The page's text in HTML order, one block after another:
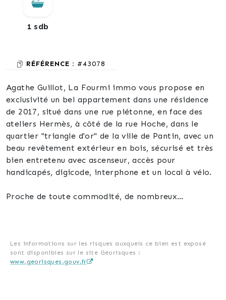
1 sdb
RÉFÉRENCE : #43078
Agathe Guillot, La Fourmi immo vous propose en
exclusivité un bel appartement dans une résidence
de 2017, situé dans une rue piétonne, en face des
ateliers Hermès, à côté de la rue Hoche, dans le
quartier "triangle d'or" de la ville de Pantin, avec un
beau revêtement extérieur en bois, sécurisé et très
bien entretenu avec ascenseur, accès pour
handicapés, digicode, interphone et un local à vélo.
Proche de toute commodité, de nombreux
des spécialistes médicaux sont à proximité.
Les informations sur les risques auxquels ce bien est exposé
sont disponibles sur le site Géorisques :
www.georisques.gouv.fr